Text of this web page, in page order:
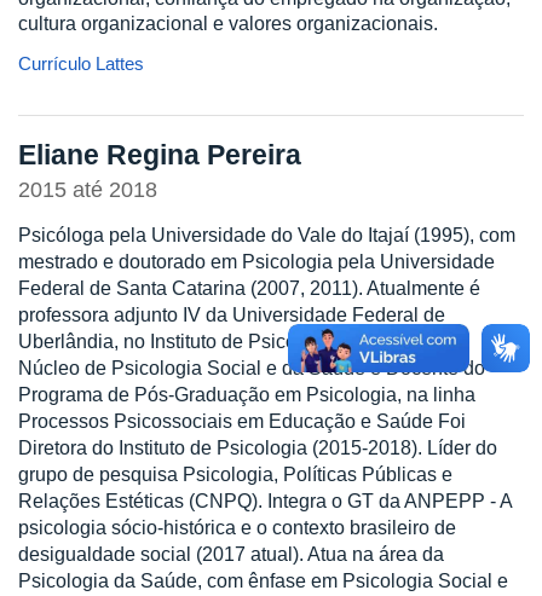
cultura organizacional e valores organizacionais.
Currículo Lattes
Eliane Regina Pereira
2015 até 2018
Psicóloga pela Universidade do Vale do Itajaí (1995), com
mestrado e doutorado em Psicologia pela Universidade
Federal de Santa Catarina (2007, 2011). Atualmente é
professora adjunto IV da Universidade Federal de
Uberlândia, no Instituto de Psicologia, integrante do
Núcleo de Psicologia Social e da Saúde e Docente do
Programa de Pós-Graduação em Psicologia, na linha
Processos Psicossociais em Educação e Saúde Foi
Diretora do Instituto de Psicologia (2015-2018). Líder do
grupo de pesquisa Psicologia, Políticas Públicas e
Relações Estéticas (CNPQ). Integra o GT da ANPEPP - A
psicologia sócio-histórica e o contexto brasileiro de
desigualdade social (2017 atual). Atua na área da
Psicologia da Saúde, com ênfase em Psicologia Social e